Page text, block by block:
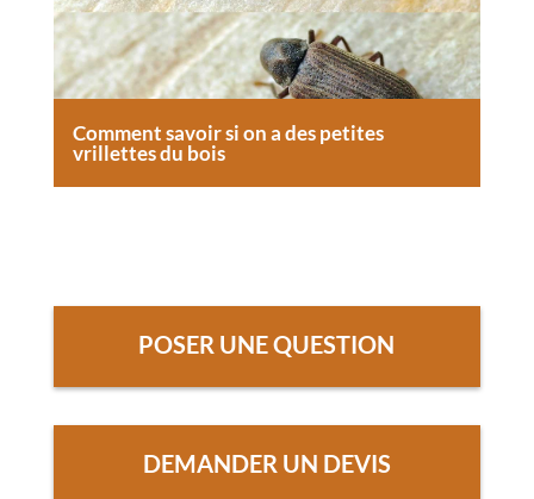
Comment savoir si on a des petites
vrillettes du bois
POSER UNE QUESTION
DEMANDER UN DEVIS